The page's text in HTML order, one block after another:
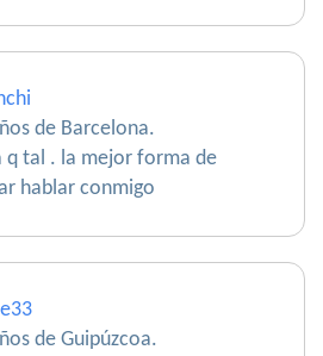
de Barcelona.
q tal . la mejor forma de
hablar conmigo
de Guipúzcoa.